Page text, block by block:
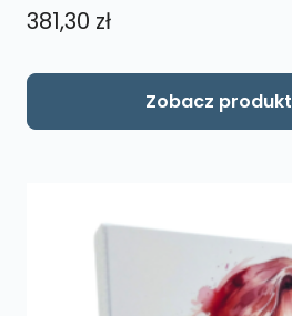
381,30 zł
Zobacz produkt